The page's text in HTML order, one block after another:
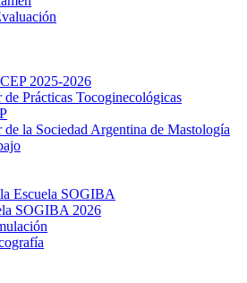
2025-2026
Prácticas Tocoginecológicas
la Sociedad Argentina de Mastología
Escuela SOGIBA
SOGIBA 2026